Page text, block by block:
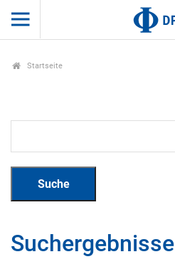
Startseite
Suchergebnisse